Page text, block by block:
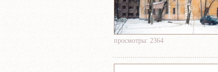
просмотры: 2364